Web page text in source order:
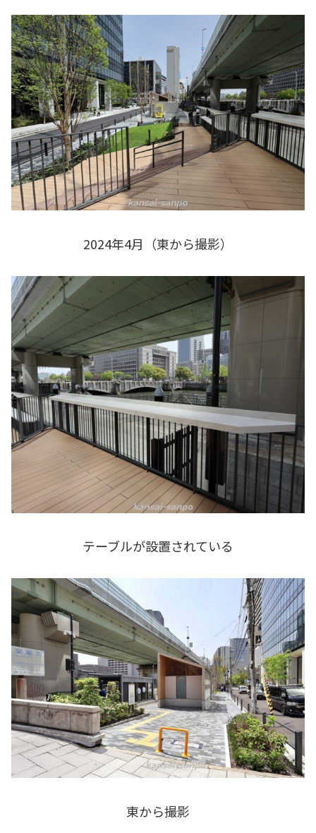
2024年4月（東から撮影）
テーブルが設置されている
東から撮影